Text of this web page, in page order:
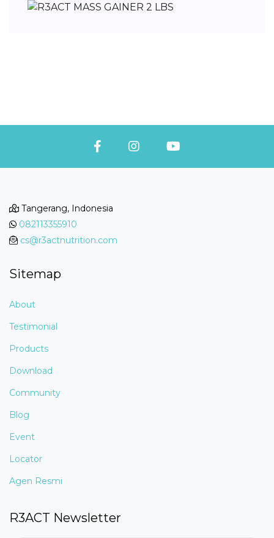
Tangerang, Indonesia
082113355910
cs@r3actnutrition.com
Sitemap
About
Testimonial
Products
Download
Community
Blog
Event
Locator
Agen Resmi
R3ACT Newsletter